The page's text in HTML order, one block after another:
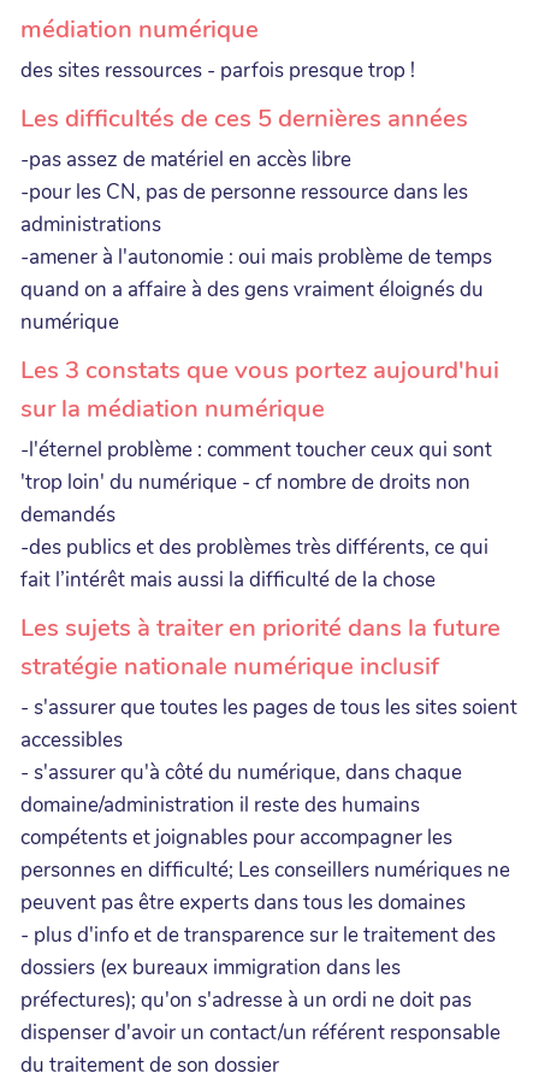
médiation numérique
des sites ressources - parfois presque trop !
Les difficultés de ces 5 dernières années
-pas assez de matériel en accès libre
-pour les CN, pas de personne ressource dans les
administrations
-amener à l'autonomie : oui mais problème de temps
quand on a affaire à des gens vraiment éloignés du
numérique
Les 3 constats que vous portez aujourd'hui
sur la médiation numérique
-l'éternel problème : comment toucher ceux qui sont
'trop loin' du numérique - cf nombre de droits non
demandés
-des publics et des problèmes très différents, ce qui
fait l’intérêt mais aussi la difficulté de la chose
Les sujets à traiter en priorité dans la future
stratégie nationale numérique inclusif
- s'assurer que toutes les pages de tous les sites soient
accessibles
- s'assurer qu'à côté du numérique, dans chaque
domaine/administration il reste des humains
compétents et joignables pour accompagner les
personnes en difficulté; Les conseillers numériques ne
peuvent pas être experts dans tous les domaines
- plus d'info et de transparence sur le traitement des
dossiers (ex bureaux immigration dans les
préfectures); qu'on s'adresse à un ordi ne doit pas
dispenser d'avoir un contact/un référent responsable
du traitement de son dossier